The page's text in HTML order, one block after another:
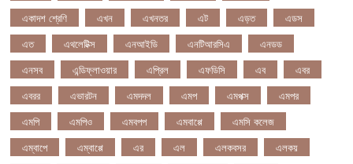
একাদশ শ্রেণি
এখন এখনতর এট এড়ত
এডস
এত
এথলেটিক্স এনআইডি এনটিআরসিএ
এনডড
এনসব
এন্ডিফ্লাওয়ার এপ্রিল এফডিসি এব
এবর
এবরর
এভারটন এমদদল এমপ এমপক্স
এমপর
এমপি
এমপিও এমবপপ এমবাপ্পে
এমসি কলেজ
এম্বাপে
এম্বাপ্পে এর এল এলকবসর
এলকয়